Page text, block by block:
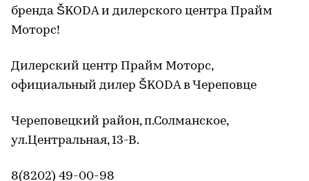
бренда ŠKODA и дилерского центра Прайм
Моторс!
Дилерский центр Прайм Моторс,
официальный дилер ŠKODA в Череповце
Череповецкий район, п.Солманское,
ул.Центральная, 13-В.
8(8202) 49-00-98